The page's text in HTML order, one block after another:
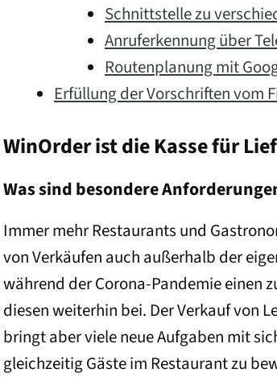
Schnittstelle zu
Anruferkennung über
Routenplanung mit
Erfüllung der Vorschriften vom
WinOrder ist die Kasse für
Was sind besondere
Immer mehr Restaurants und
von Verkäufen auch außerhalb der
während der Corona-Pandemie einen
diesen weiterhin bei. Der Verkauf von
bringt aber viele neue Aufgaben mit
gleichzeitig Gäste im Restaurant zu